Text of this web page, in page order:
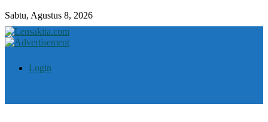
Sabtu, Agustus 8, 2026
Login